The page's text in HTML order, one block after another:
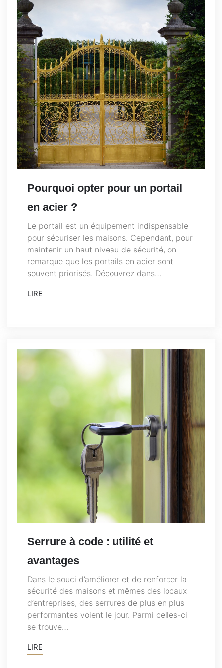
Pourquoi opter pour un portail
en acier ?
Le portail est un équipement indispensable
pour sécuriser les maisons. Cependant, pour
maintenir un haut niveau de sécurité, on
remarque que les portails en acier sont
souvent priorisés. Découvrez dans…
LIRE
Serrure à code : utilité et
avantages
Dans le souci d’améliorer et de renforcer la
sécurité des maisons et mêmes des locaux
d’entreprises, des serrures de plus en plus
performantes voient le jour. Parmi celles-ci
se trouve…
LIRE